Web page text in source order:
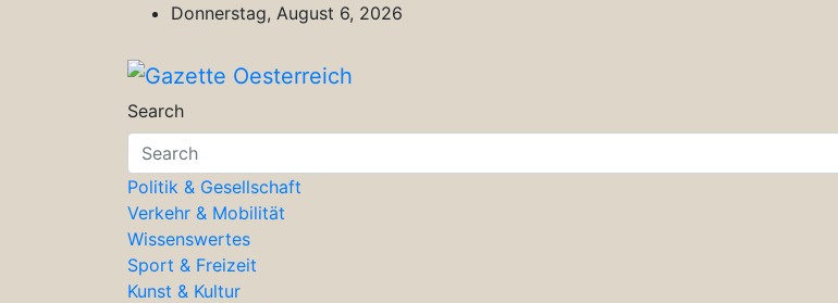
Donnerstag, August 6, 2026
Gazette Oesterreich
Magazin für Freizeit, Politik, Kultur & Wissenschaft
Search
Politik & Gesellschaft
Verkehr & Mobilität
Wissenswertes
Sport & Freizeit
Kunst & Kultur